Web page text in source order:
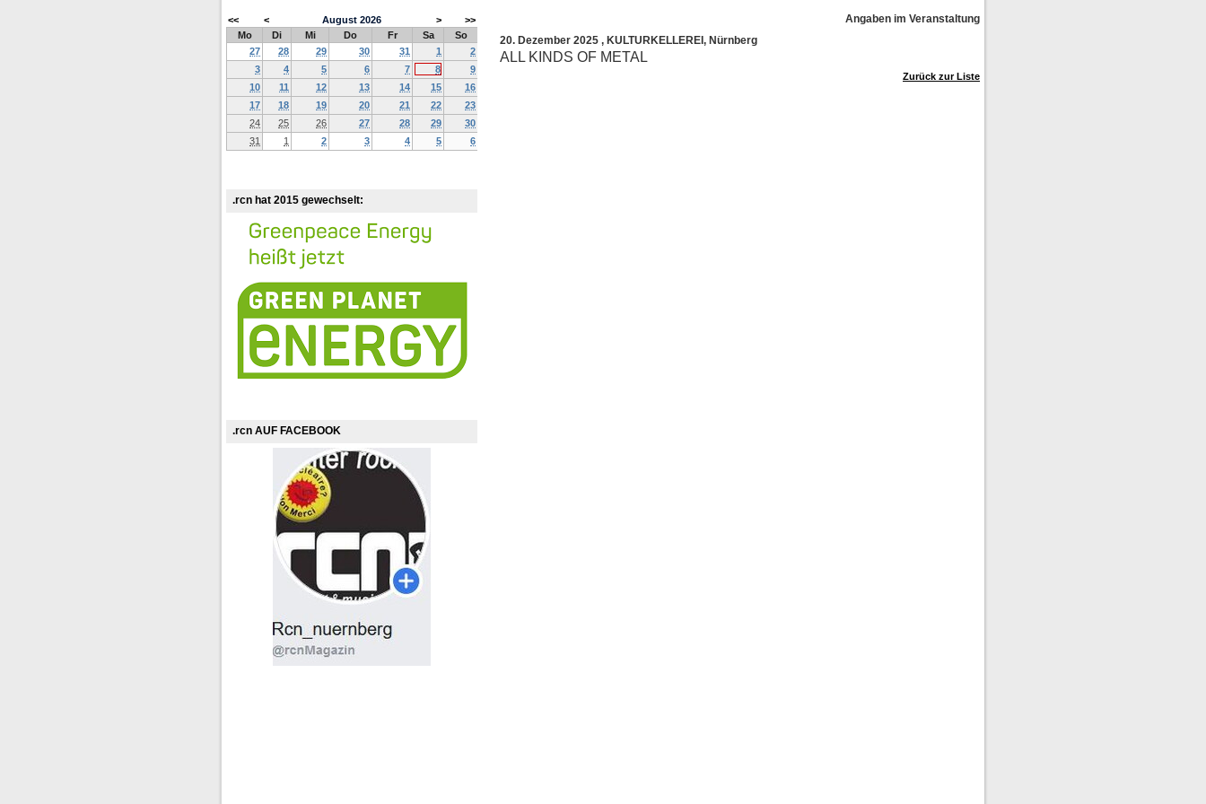
<< < August 2026 >
>>
Mo
Di Mi Do Fr Sa
So
27
28 29 30 31 1
2
3
4 5 6 7 8
9
10
11 12 13 14 15
16
17
18 19 20 21 22
23
24
25 26 27 28 29
30
31
1 2 3 4 5 6
.rcn hat 2015 gewechselt:
.rcn AUF FACEBOOK
Angaben im Veranstaltungskalender ohne Gewähr!
20. Dezember 2025 , KULTURKELLEREI , Nürnberg
ALL KINDS OF METAL
Zurück zur Liste